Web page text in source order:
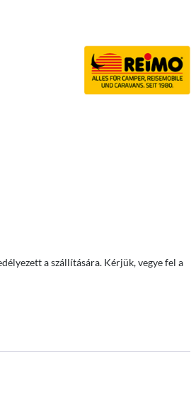
a szállítására. Kérjük, vegye fel a